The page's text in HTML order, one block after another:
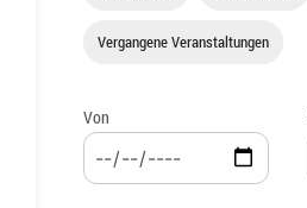
Vergangene Veranstaltungen
Von